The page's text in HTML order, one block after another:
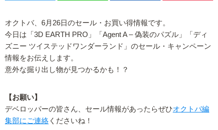
オクトバ、6月26日のセール・お買い得情報です。
今日は「3D EARTH PRO」「Agent A – 偽装のパズル」「ディ
ズニー ツイステッドワンダーランド」のセール・キャンペーン
情報をお伝えします。
意外な掘り出し物が見つかるかも！？
【お願い】
デベロッパーの皆さん、セール情報があったらぜひオクトバ編
集部にご連絡 くださいね！